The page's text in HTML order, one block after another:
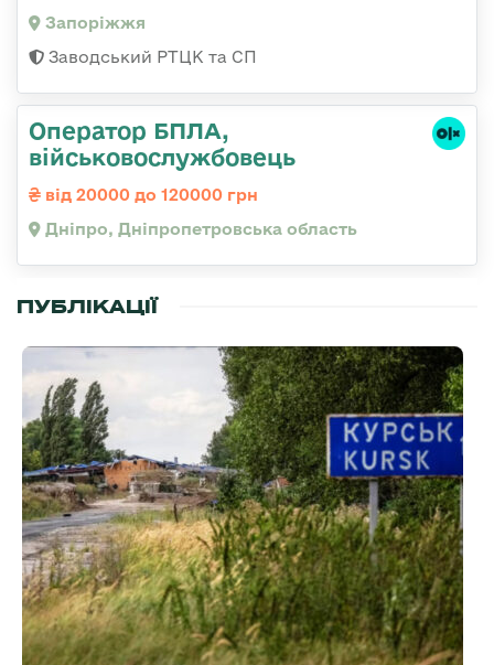
Запоріжжя
Заводський РТЦК та СП
Оператор БПЛА,
військовослужбовець
від 20000 до 120000 грн
Дніпро, Дніпропетровська область
ПУБЛІКАЦІЇ